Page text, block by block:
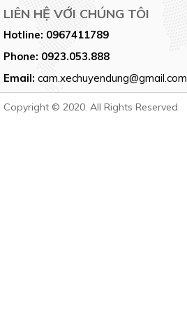
LIÊN HỆ VỚI CHÚNG TÔI
Hotline: 0967411789
Phone: 0923.053.888
Email: cam.xechuyendung@gmail.com
Copyright © 2020. All Rights Reserved